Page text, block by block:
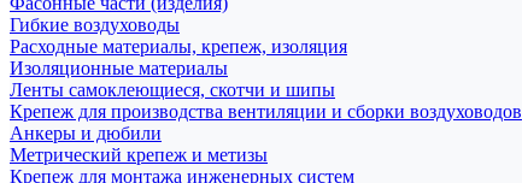
Гибкие воздуховоды
Расходные материалы, крепеж, изоляция
Изоляционные материалы
Ленты самоклеющиеся, скотчи и шипы
Крепеж для производства вентиляции и сборки воздуховодов
Анкеры и дюбили
Метрический крепеж и метизы
Крепеж для монтажа инженерных систем